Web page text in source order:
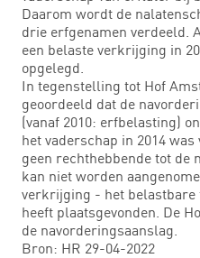
Daarom wordt de
drie erfgenamen verdeeld.
een belaste verkrijging in
opgelegd.
In tegenstelling tot Hof
geoordeeld dat de
(vanaf 2010: erfbelasting)
het vaderschap in 2014
geen rechthebbende tot de
kan niet worden
verkrijging - het belastbare
heeft plaatsgevonden. De
de navorderingsaanslag.
Bron: HR 29-04-2022